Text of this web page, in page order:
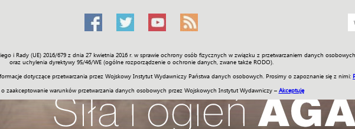
i Rady (UE) 2016/679 z dnia 27 kwietnia 2016 r. w sprawie ochrony osób fizycznych w związku z przetwarzaniem danych
oraz uchylenia dyrektywy 95/46/WE (ogólne rozporządzenie o ochronie danych, zwane także RODO).
dotyczące przetwarzania przez Wojskowy Instytut Wydawniczy Państwa danych osobowych. Prosimy o zapoznanie się z nimi:
o zaakceptowanie warunków przetwarzania danych osobowych przez Wojskowych Instytut Wydawniczy – Akceptuję
Świat Społeczność Sport Historia Galerie Wideo ENGLISH SKLEP